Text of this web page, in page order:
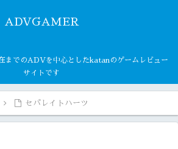
ADVGAMER
までのADVを中心としたkatanのゲームレビュー
サイトです
セパレイトハーツ